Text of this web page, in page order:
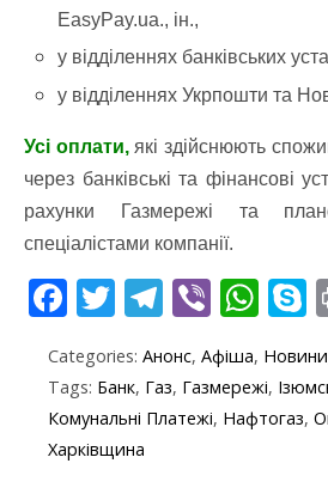
EasyPay.ua., ін.,
у відділеннях банківських
у відділеннях Укрпошти та
Усі оплати,які здійснюють
через банківські та фінансові
рахунки Газмережі та
спеціалістами компанії.
F
ac
e
b
o
T
w
itt
er
T
el
e
gr
Vi
b
er
W
h
at
s
S
k
y
Categories: Анонс, Афіша, Новини
Tags: Банк, Газ, Газмережі,
Комунальні Платежі, Нафтогаз,
Харківщина